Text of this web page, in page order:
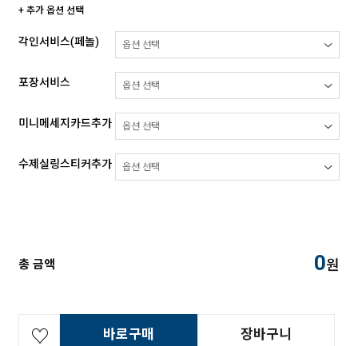
+ 추가 옵션 선택
각인서비스(페놀)
포장서비스
미니메세지카드추가
수제실링스티커추가
총 금액 0원
바로구매 장바구니